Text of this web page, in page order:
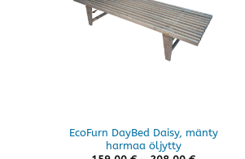
EcoFurn DayBed Daisy, mänty
harmaa öljytty